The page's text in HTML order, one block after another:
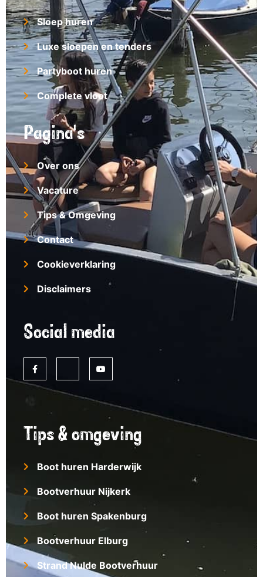
Sloep huren
Luxe sloepen en tenders
Partyboot huren
Complete vloot
Pagina's
Over ons
Vacature
Tips & Omgeving
Contact
Cookieverklaring
Disclaimers
Social media
Tips & omgeving
Boot huren Harderwijk
Bootverhuur Nijkerk
Boot huren Spakenburg
Bootverhuur Elburg
Strand Nulde Bootverhuur